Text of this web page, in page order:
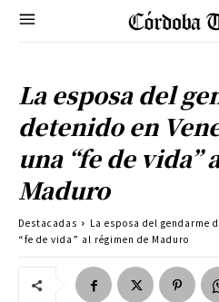
La esposa del
detenido en
una “fe de vida”
Maduro
Destacadas
La esposa del gendarme
“fe de vida” al régimen de Maduro